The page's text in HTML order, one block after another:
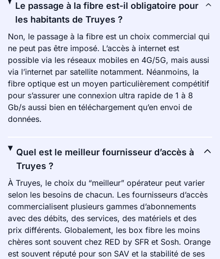
Le passage à la fibre est-il obligatoire pour
les habitants de Truyes ?
Non, le passage à la fibre est un choix commercial qui
ne peut pas être imposé. L’accès à internet est
possible via les réseaux mobiles en 4G/5G, mais aussi
via l’internet par satellite notamment. Néanmoins, la
fibre optique est un moyen particulièrement compétitif
pour s’assurer une connexion ultra rapide de 1 à 8
Gb/s aussi bien en téléchargement qu’en envoi de
données.
Quel est le meilleur fournisseur d’accès à
Truyes ?
À Truyes, le choix du “meilleur” opérateur peut varier
selon les besoins de chacun. Les fournisseurs d’accès
commercialisent plusieurs gammes d’abonnements
avec des débits, des services, des matériels et des
prix différents. Globalement, les box fibre les moins
chères sont souvent chez RED by SFR et Sosh. Orange
est souvent réputé pour son SAV et la stabilité de ses